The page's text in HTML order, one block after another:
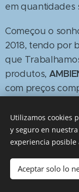
em quantidades
Começou o
2018, tendo por
que
produtos,
com preços
Utilizamos cookies
y seguro en
experiencia posible
Aceptar solo lo